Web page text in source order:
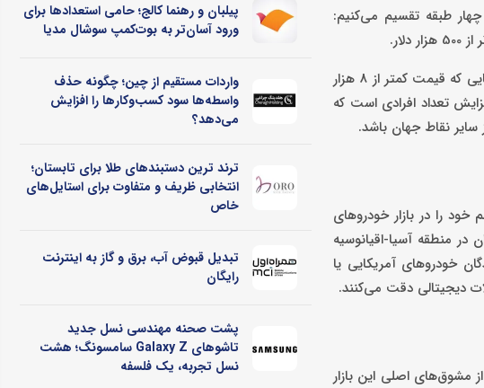
چهار طبقه تقسیم می‌کنیم:
هر چهار بخش با نرح رشد سالانه 8 الی 14 درصد تا سال 2031 در حال گسترش هستند. با این حال، انتظار می‌رود که بازار خودروهایی که قیمت کمتر از 8 هزار
لوکس، افزایش تعداد افرادی است که
را در بازار خودروهای
در منطقه آسیا-اقیانوسیه
خودروهای آمریکایی یا
دیجیتالی دقت می‌کنند.
مشوق‌های اصلی این بازار
پیلبان و رهنما کالج؛ حامی استعدادها برای
ورود آسان‌تر به بوت‌کمپ سوشال مدیا
واردات مستقیم از چین؛ چگونه حذف
واسطه‌ها سود کسب‌وکارها را افزایش
می‌دهد؟
ترند ترین دستبندهای طلا برای تابستان؛
انتخابی ظریف و متفاوت برای استایل‌های
خاص
تبدیل قبوض آب، برق و گاز به اینترنت
رایگان
پشت صحنه مهندسی نسل جدید
تاشوهای Galaxy Z سامسونگ؛ هشت
نسل تجربه، یک فلسفه